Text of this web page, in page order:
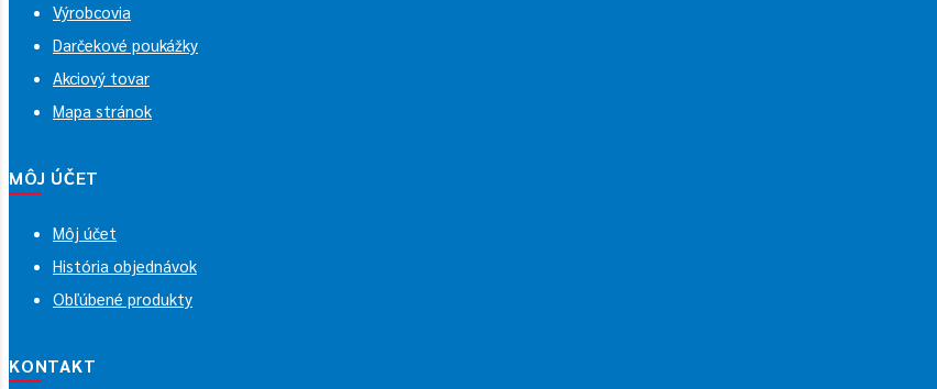
Výrobcovia
Darčekové poukážky
Akciový tovar
Mapa stránok
MÔJ ÚČET
Môj účet
História objednávok
Obľúbené produkty
KONTAKT